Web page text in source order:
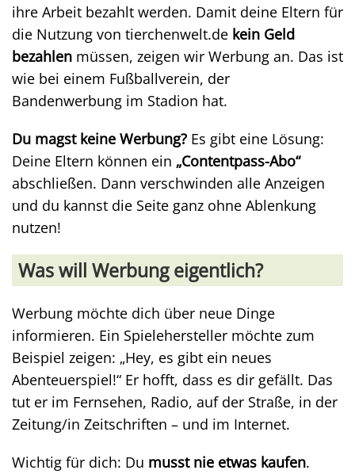
ihre Arbeit bezahlt werden. Damit deine Eltern für
die Nutzung von tierchenwelt.de kein Geld
bezahlen müssen, zeigen wir Werbung an. Das ist
wie bei einem Fußballverein, der
Bandenwerbung im Stadion hat.
Du magst keine Werbung? Es gibt eine Lösung:
Deine Eltern können ein „Contentpass-Abo“
abschließen. Dann verschwinden alle Anzeigen
und du kannst die Seite ganz ohne Ablenkung
nutzen!
Was will Werbung eigentlich?
Werbung möchte dich über neue Dinge
informieren. Ein Spielehersteller möchte zum
Beispiel zeigen: „Hey, es gibt ein neues
Abenteuerspiel!“ Er hofft, dass es dir gefällt. Das
tut er im Fernsehen, Radio, auf der Straße, in der
Zeitung/in Zeitschriften – und im Internet.
Wichtig für dich: Du musst nie etwas kaufen.